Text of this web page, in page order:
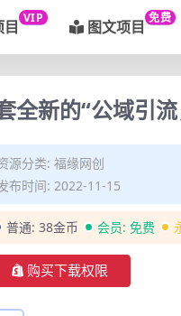
目 VIP 图文项目 免费
全新的“公域引
源分类: 福缘网创
布时间: 2022-11-15
普通: 38金币 会员: 免费
购买下载权限